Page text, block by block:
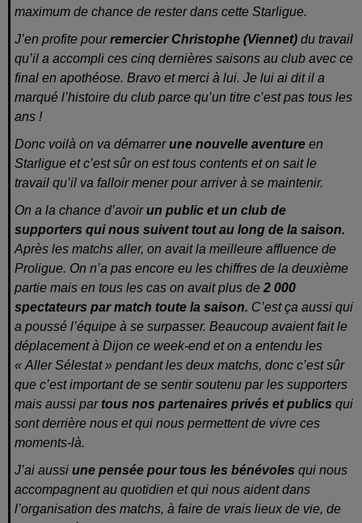
maximum de chance de rester dans cette Starligue.
J’en profite pourremercier Christophe (Viennet) du travail
qu’il a accompli ces cinq dernières saisons au club avec ce
final en apothéose. Bravo et merci à lui. Je lui ai dit il a
marqué l’histoire du club parce qu’un titre c’est pas tous les
ans !
Donc voilà on va démarrerune nouvelle aventure en
Starligue et c’est sûr on est tous contents et on sait le
travail qu’il va falloir mener pour arriver à se maintenir.
On a la chance d’avoirun public et un club de
supporters qui nous suivent tout au long de la saison.
Après les matchs aller, on avait la meilleure affluence de
Proligue. On n’a pas encore eu les chiffres de la deuxième
partie mais en tous les cas on avait plus de 2 000
spectateurs par match toute la saison. C’est ça aussi qui
a poussé l’équipe à se surpasser. Beaucoup avaient fait le
déplacement à Dijon ce week-end et on a entendu les
« Aller Sélestat » pendant les deux matchs, donc c’est sûr
que c’est important de se sentir soutenu par les supporters
mais aussi par tous nos partenaires privés et publics qui
sont derrière nous et qui nous permettent de vivre ces
moments-là.
J’ai aussi une pensée pour tous les bénévoles qui nous
accompagnent au quotidien et qui nous aident dans
l’organisation des matchs, à faire de vrais lieux de vie, de